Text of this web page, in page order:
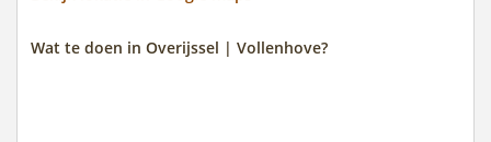
Wat te doen in Overijssel | Vollenhove?